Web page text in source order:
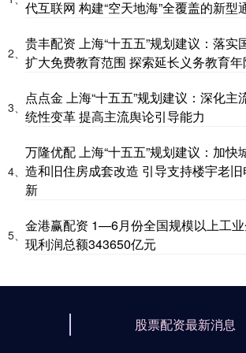
代互联网 构建“空天地海”全覆盖的新型
2、
贵丰配资 上海“十五五”规划建议：落实
扩大免费教育范围 探索延长义务教育
3、
点点金 上海“十五五”规划建议：深化主
统性变革 提高主流舆论引导能力
4、
万隆优配 上海“十五五”规划建议：加快
造和旧住房成套改造 引导支持楼宇老
新
5、
金港赢配资 1—6月份全国规模以上工
现利润总额343650亿元
股票配资最新消息